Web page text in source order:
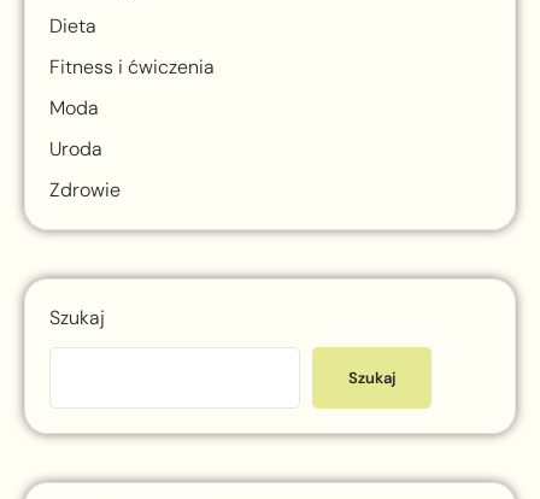
Dieta
Fitness i ćwiczenia
Moda
Uroda
Zdrowie
Szukaj
Szukaj